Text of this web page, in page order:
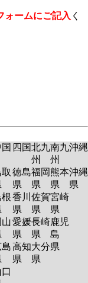
ォームにご記入 く
四国北九
州
南九
州
沖縄
山
島
徳島
県
香川
県
愛媛
県
高知
県
福岡
県
佐賀
県
長崎
県
大分
県
熊本
県
宮崎
県
鹿児
島
県
沖縄
県